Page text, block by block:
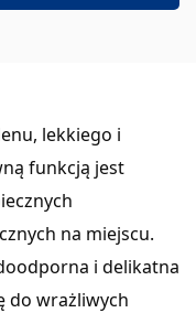
lekkiego i
funkcją jest
na miejscu.
i delikatna
do wrażliwych